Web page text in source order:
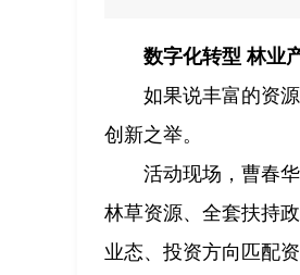
数字化转型 林业
如果说丰富的资
创新之举。
活动现场，曹春
林草资源、全套扶持
业态、投资方向匹配